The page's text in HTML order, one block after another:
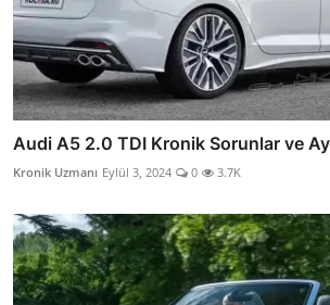
Audi A5 2.0 TDI Kronik Sorunlar ve
Kronik Uzmanı Eylül 3, 2024 0 3.7K